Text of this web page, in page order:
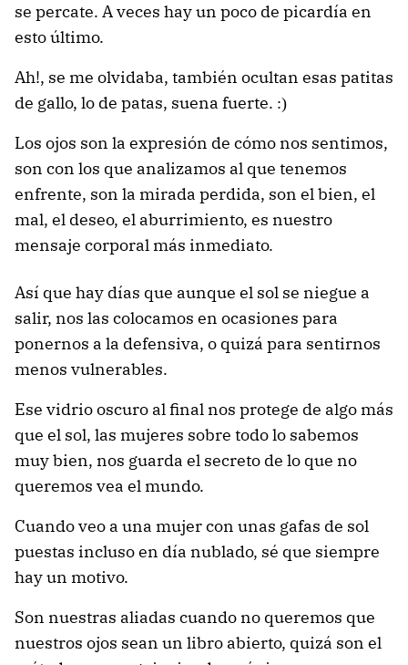
se percate. A veces hay un poco de picardía en
esto último.
Ah!, se me olvidaba, también ocultan esas patitas
de gallo, lo de patas, suena fuerte. :)
Los ojos son la expresión de cómo nos sentimos,
son con los que analizamos al que tenemos
enfrente, son la mirada perdida, son el bien, el
mal, el deseo, el aburrimiento, es nuestro
mensaje corporal más inmediato.
Así que hay días que aunque el sol se niegue a
salir, nos las colocamos en ocasiones para
ponernos a la defensiva, o quizá para sentirnos
menos vulnerables.
Ese vidrio oscuro al final nos protege de algo más
que el sol, las mujeres sobre todo lo sabemos
muy bien, nos guarda el secreto de lo que no
queremos vea el mundo.
Cuando veo a una mujer con unas gafas de sol
puestas incluso en día nublado, sé que siempre
hay un motivo.
Son nuestras aliadas cuando no queremos que
nuestros ojos sean un libro abierto, quizá son el